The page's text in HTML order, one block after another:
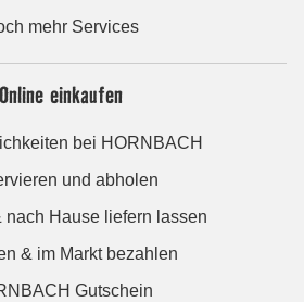
mehr Services
Online einkaufen
bei HORNBACH
und abholen
nach Hause liefern lassen
& im Markt bezahlen
Gutschein